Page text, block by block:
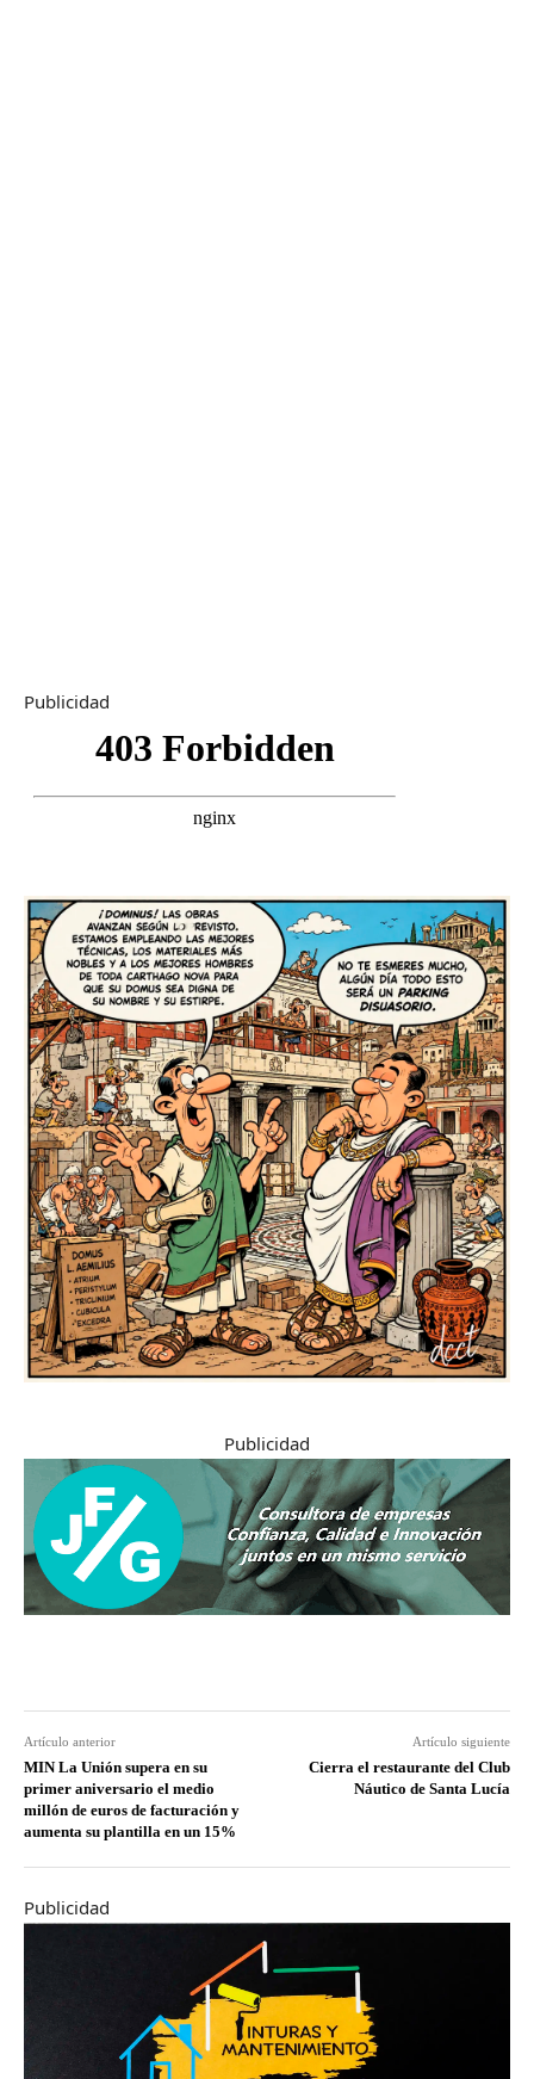
Publicidad
Publicidad
Artículo anterior
MIN La Unión supera en su
primer aniversario el medio
millón de euros de facturación y
aumenta su plantilla en un 15%
Artículo siguiente
Cierra el restaurante del Club
Náutico de Santa Lucía
Publicidad